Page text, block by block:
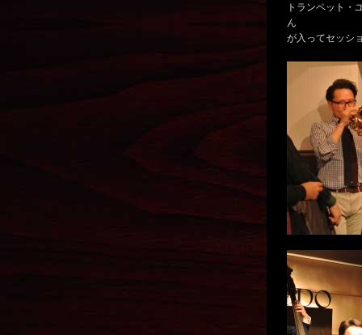
トランペット・
ん
が入ってセッシ